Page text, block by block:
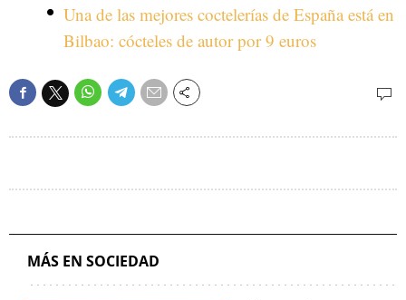
Una de las mejores coctelerías de España está en
Bilbao: cócteles de autor por 9 euros
MÁS EN SOCIEDAD